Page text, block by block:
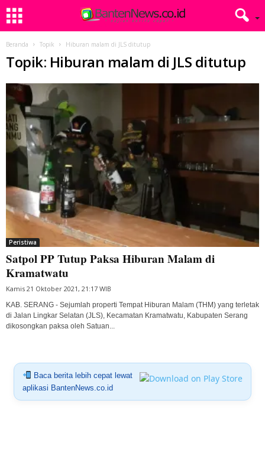
Beranda Topik Hiburan malam di JLS ditutup
Topik: Hiburan malam di JLS ditutup
Peristiwa
Satpol PP Tutup Paksa Hiburan Malam di
Kramatwatu
Kamis 21 Oktober 2021, 21:17 WIB
KAB. SERANG - Sejumlah properti Tempat Hiburan Malam (THM) yang terletak
di Jalan Lingkar Selatan (JLS), Kecamatan Kramatwatu, Kabupaten Serang
dikosongkan paksa oleh Satuan...
Baca berita lebih cepat lewat
aplikasi BantenNews.co.id